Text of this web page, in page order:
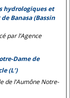
hydrologiques et
Banasa (Bassin
par l’Agence
Dame de
(L’)
de l’Aumône Notre-